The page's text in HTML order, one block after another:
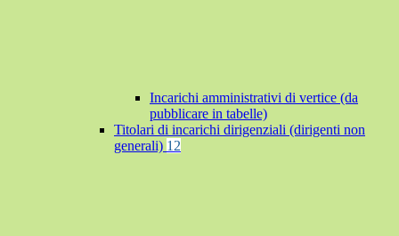
Incarichi amministrativi di vertice (da
pubblicare in tabelle)
Titolari di incarichi dirigenziali (dirigenti non
generali) 12